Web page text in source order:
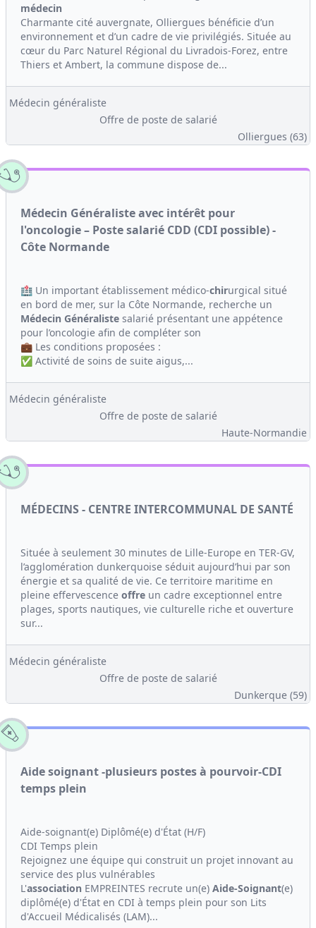
médecin
Charmante cité auvergnate, Olliergues bénéficie d’un
environnement et d’un cadre de vie privilégiés. Située au
cœur du Parc Naturel Régional du Livradois-Forez, entre
Thiers et Ambert, la commune dispose de...
Médecin généraliste
Offre de poste de salarié
Olliergues (63)
Médecin Généraliste avec intérêt pour
l'oncologie – Poste salarié CDD (CDI possible) -
Côte Normande
🏥 Un important établissement médico-chirurgical situé
en bord de mer, sur la Côte Normande, recherche un
Médecin Généraliste salarié présentant une appétence
pour l’oncologie afin de compléter son
💼 Les conditions proposées :
✅ Activité de soins de suite aigus,...
Médecin généraliste
Offre de poste de salarié
Haute-Normandie
MÉDECINS - CENTRE INTERCOMMUNAL DE SANTÉ
Située à seulement 30 minutes de Lille-Europe en TER-GV,
l’agglomération dunkerquoise séduit aujourd’hui par son
énergie et sa qualité de vie. Ce territoire maritime en
pleine effervescence offre un cadre exceptionnel entre
plages, sports nautiques, vie culturelle riche et ouverture
sur...
Médecin généraliste
Offre de poste de salarié
Dunkerque (59)
Aide soignant -plusieurs postes à pourvoir-CDI
temps plein
Aide-soignant(e) Diplômé(e) d'État (H/F)
CDI Temps plein
Rejoignez une équipe qui construit un projet innovant au
service des plus vulnérables
L'association EMPREINTES recrute un(e) Aide-Soignant(e)
diplômé(e) d'État en CDI à temps plein pour son Lits
d'Accueil Médicalisés (LAM)...